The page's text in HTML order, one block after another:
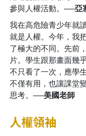
參與人權活動。 ──亞
我在高危險青少年就
就是人權。今年，我
了極大的不同。先前
片。學生跟那畫面幾
不只看了一次，應學
不僅有用，也讓課堂
思考。 ──美國老師
人權領袖